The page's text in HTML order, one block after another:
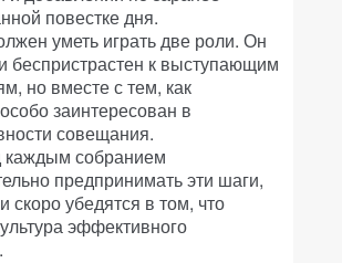
повестке дня.
уметь играть две роли. Он
беспристрастен к выступающим
но вместе с тем, как
заинтересован в
совещания.
каждым собранием
предпринимать эти шаги,
скоро убедятся в том, что
эффективного